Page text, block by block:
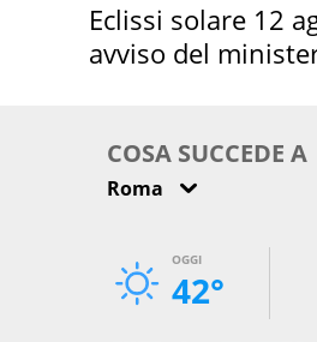
Eclissi solare 12
avviso del